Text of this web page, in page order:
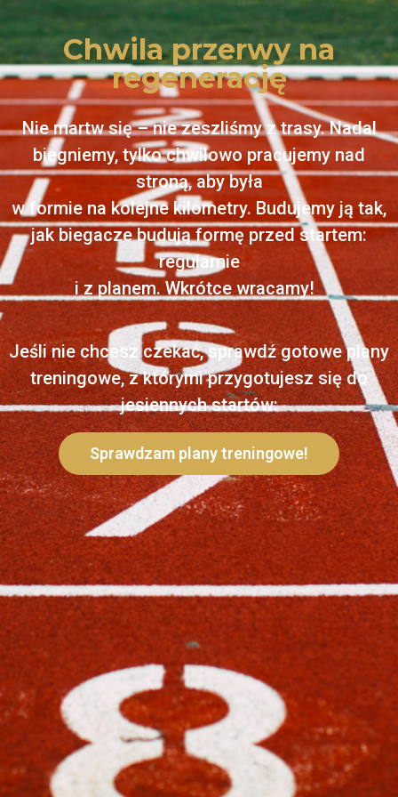
Chwila przerwy na
regenerację
Nie martw się – nie zeszliśmy z trasy. Nadal
biegniemy, tylko chwilowo pracujemy nad
stroną, aby była
w formie na kolejne kilometry. Budujemy ją tak,
jak biegacze budują formę przed startem:
regularnie
i z planem. Wkrótce wracamy!
Jeśli nie chcesz czekać, sprawdź gotowe plany
treningowe, z którymi przygotujesz się do
jesiennych startów:
Sprawdzam plany treningowe!